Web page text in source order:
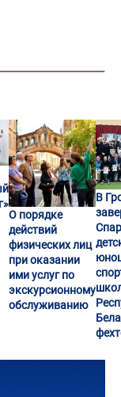
О порядке
действий
физических лиц
при оказании
ими услуг по
экскурсионному
обслуживанию
В